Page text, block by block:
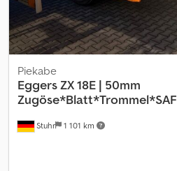
Stuhr 1 101 km
Piekabe
EggersZX 18E | 50mm
Zugöse*Blatt*Trommel*SAF